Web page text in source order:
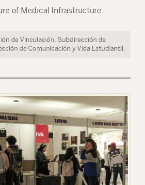
of Medical Infrastructure
de Vinculación, Subdirección de
de Comunicación y Vida Estudiantil.